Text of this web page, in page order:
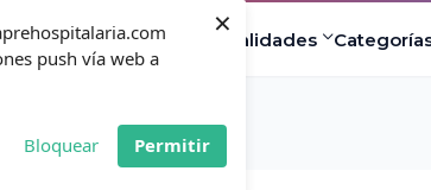
push vía web a
Bloquear Permitir
×
InicioActualidad Especialidades